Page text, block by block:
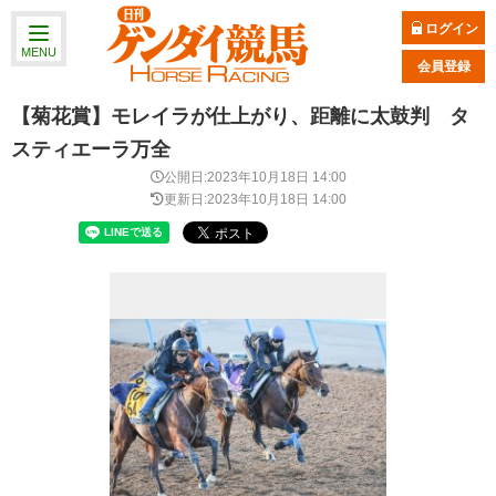
MENU
ログイン
会員登録
【菊花賞】モレイラが仕上がり、距離に太鼓判 タ
スティエーラ万全
公開日:2023年10月18日 14:00
更新日:2023年10月18日 14:00